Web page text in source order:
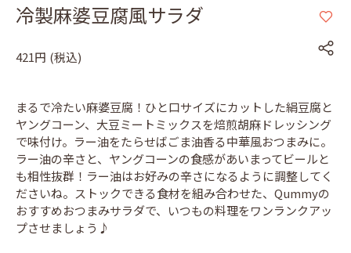
冷製麻婆豆腐風サラダ
421円 (税込)
まるで冷たい麻婆豆腐！ひと口サイズにカットした絹豆腐と
ヤングコーン、大豆ミートミックスを焙煎胡麻ドレッシング
で味付け。ラー油をたらせばごま油香る中華風おつまみに。
ラー油の辛さと、ヤングコーンの食感があいまってビールと
も相性抜群！ラー油はお好みの辛さになるように調整してく
ださいね。ストックできる食材を組み合わせた、Qummyの
おすすめおつまみサラダで、いつもの料理をワンランクアッ
プさせましょう♪